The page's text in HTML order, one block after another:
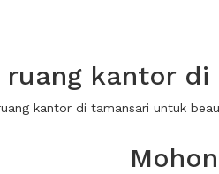
ruang kantor
kantor di tamansari untuk